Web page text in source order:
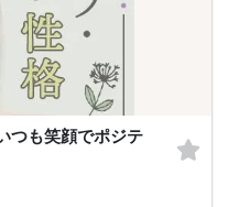
つも笑顔でポジテ